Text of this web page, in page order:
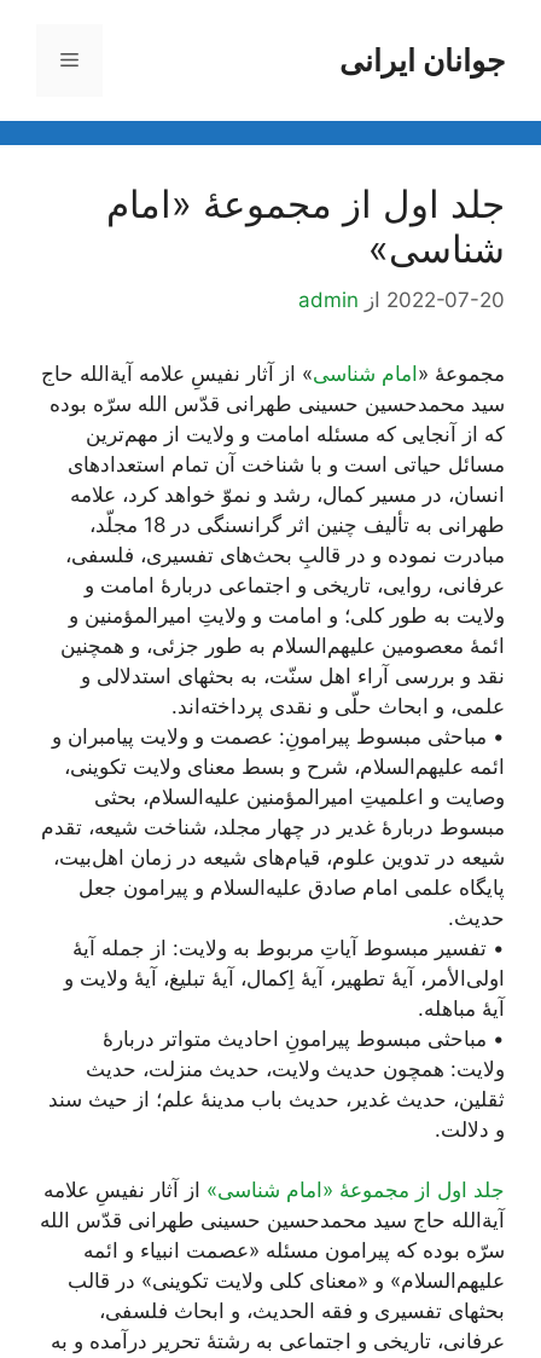
محتواجوانان ایرانی فهرست
جلد اول از مجموعۀ «امام
شناسی»
2022-07-20 از admin
مجموعۀ «امام شناسی» از آثار نفیسِ علامه آیة‌الله حاج
سید محمد‌حسین حسینی طهرانی قدّس الله سرّه بوده
که از آنجایی که مسئله امامت و ولایت از مهم‌ترین
مسائل حیاتی است و با شناخت آن تمام استعدادهای
انسان، در مسیر کمال، رشد و نموّ خواهد کرد، علامه
طهرانی به تألیف چنین اثر گرانسنگی در 18 مجلّد،
مبادرت نموده و در قالبِ بحث‌های تفسیری، فلسفی،
عرفانی، روایی، تاریخی و اجتماعی دربارۀ امامت و
ولایت به طور کلی؛ و امامت و ولایتِ امیرالمؤمنین و
ائمۀ معصومین علیهم‌السلام به طور جزئی، و همچنین
نقد و بررسی آراء اهل سنّت، به بحثهای استدلالی و
علمی، و ابحاث حلّی و نقدی پرداخته‌اند.
• مباحثی مبسوط پیرامونِ: عصمت و ولایت پیامبران و
ائمه علیهم‌السلام، شرح و بسط معنای ولایت تکوینی،
وصایت و اعلمیتِ امیرالمؤمنین علیه‌السلام، بحثی
مبسوط دربارۀ غدیر در چهار مجلد، شناخت شیعه، تقدم
شیعه در تدوین علوم، قیام‌های شیعه در زمان اهل‌بیت،
پایگاه علمی امام صادق علیه‌السلام و پیرامون جعل
حدیث.
• تفسیر مبسوط آیاتِ مربوط به ولایت: از جمله آیۀ
اولی‌الأمر، آیۀ تطهیر، آیۀ اِکمال، آیۀ تبلیغ، آیۀ ولایت و
آیۀ مباهله.
• مباحثی مبسوط پیرامونِ احادیث متواتر دربارۀ
ولایت: همچون حدیث ولایت، حدیث منزلت، حدیث
ثقلین، حدیث غدیر، حدیث باب مدینۀ علم؛ از حیث سند
و دلالت.
جلد اول از مجموعۀ «امام شناسی» از آثار نفیسِ علامه
آیة‌الله حاج سید محمد‌حسین حسینی طهرانی قدّس الله
سرّه بوده که پیرامون مسئله «عصمت انبیاء و ائمه
علیهم‌السلام» و «معنای کلی ولایت تکوینی» در قالب
بحثهای تفسیری و فقه الحدیث، و ابحاث فلسفی،
عرفانی، تاریخی و اجتماعی به رشتۀ تحریر درآمده و به